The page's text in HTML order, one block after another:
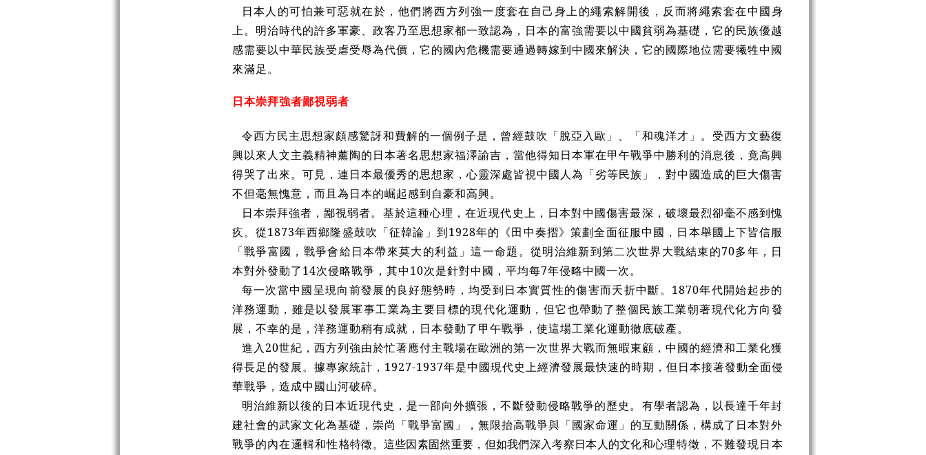
日本人的可怕兼可惡就在於，他們將西方列強一度套在自己身上的繩索解開後，反而將繩索套在中國身
上。明治時代的許多軍豪、政客乃至思想家都一致認為，日本的富強需要以中國貧弱為基礎，它的民族優越
感需要以中華民族受虐受辱為代價，它的國內危機需要通過轉嫁到中國來解決，它的國際地位需要犧牲中國
來滿足。
日本崇拜強者鄙視弱者
令西方民主思想家頗感驚訝和費解的一個例子是，曾經鼓吹「脫亞入歐」、「和魂洋才」。受西方文藝復
興以來人文主義精神薰陶的日本著名思想家福澤諭吉，當他得知日本軍在甲午戰爭中勝利的消息後，竟高興
得哭了出來。可見，連日本最優秀的思想家，心靈深處皆視中國人為「劣等民族」，對中國造成的巨大傷害
不但毫無愧意，而且為日本的崛起感到自豪和高興。
日本崇拜強者，鄙視弱者。基於這種心理，在近現代史上，日本對中國傷害最深，破壞最烈卻毫不感到愧
疚。從1873年西鄉隆盛鼓吹「征韓論」到1928年的《田中奏摺》策劃全面征服中國，日本舉國上下皆信服
「戰爭富國，戰爭會給日本帶來莫大的利益」這一命題。從明治維新到第二次世界大戰結束的70多年，日
本對外發動了14次侵略戰爭，其中10次是針對中國，平均每7年侵略中國一次。
每一次當中國呈現向前發展的良好態勢時，均受到日本實質性的傷害而夭折中斷。1870年代開始起步的
洋務運動，雖是以發展軍事工業為主要目標的現代化運動，但它也帶動了整個民族工業朝著現代化方向發
展，不幸的是，洋務運動稍有成就，日本發動了甲午戰爭，使這場工業化運動徹底破產。
進入20世紀，西方列強由於忙著應付主戰場在歐洲的第一次世界大戰而無暇東顧，中國的經濟和工業化獲
得長足的發展。據專家統計，1927-1937年是中國現代史上經濟發展最快速的時期，但日本接著發動全面侵
華戰爭，造成中國山河破碎。
明治維新以後的日本近現代史，是一部向外擴張，不斷發動侵略戰爭的歷史。有學者認為，以長達千年封
建社會的武家文化為基礎，崇尚「戰爭富國」，無限抬高戰爭與「國家命運」的互動關係，構成了日本對外
戰爭的內在邏輯和性格特徵。這些因素固然重要，但如我們深入考察日本人的文化和心理特徵，不難發現日本